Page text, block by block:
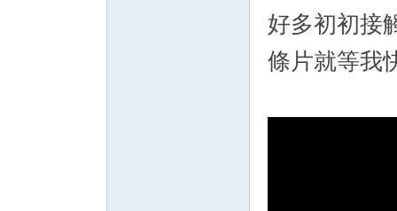
好多初初接
條片就等我